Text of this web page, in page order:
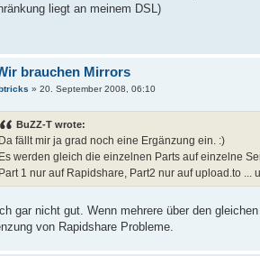
liegt an meinem DSL)
brauchen Mirrors
» 20. September 2008, 06:10
BuZZ-T wrote:
Da fällt mir ja grad noch eine Ergänzung ein. :)
Es werden gleich die einzelnen Parts auf einzelne
Part 1 nur auf Rapidshare, Part2 nur auf upload.to ...
gar nicht gut. Wenn mehrere über den
von Rapidshare Probleme.